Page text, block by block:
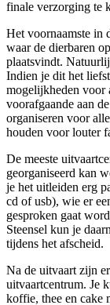
finale verzorging te
Het voornaamste in
waar de dierbaren
plaatsvindt.
Indien je dit het
mogelijkheden voor
voorafgaande aan
organiseren voor
houden voor louter
De meeste
georganiseerd kan
je het uitleiden erg
cd of usb), wie er
gesproken gaat
Steensel kun je
tijdens het afscheid.
Na de uitvaart zijn
uitvaartcentrum. Je
koffie, thee en cake